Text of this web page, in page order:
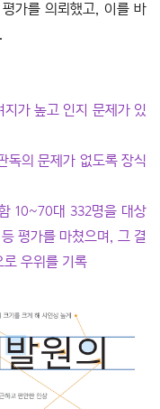
가를 의뢰했고, 이를 바
가 높고 인지 문제가 있
독의 문제가 없도록 장식
10~70대 332명을 대상
평가를 마쳤으며, 그 결
우위를 기록